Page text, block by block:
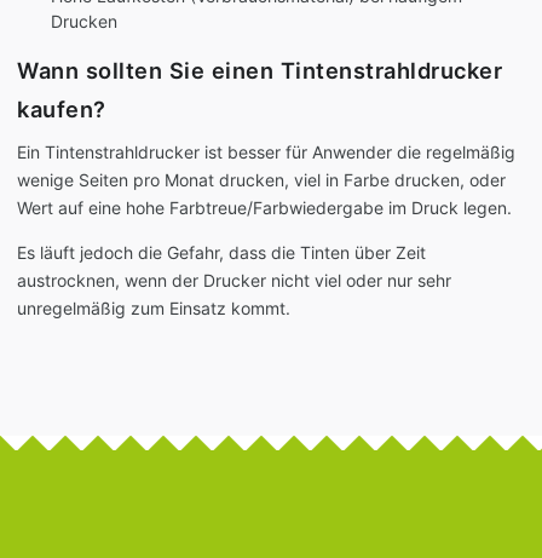
Drucken
Wann sollten Sie einen Tintenstrahldrucker
kaufen?
Ein Tintenstrahldrucker ist besser für Anwender die regelmäßig
wenige Seiten pro Monat drucken, viel in Farbe drucken, oder
Wert auf eine hohe Farbtreue/Farbwiedergabe im Druck legen.
Es läuft jedoch die Gefahr, dass die Tinten über Zeit
austrocknen, wenn der Drucker nicht viel oder nur sehr
unregelmäßig zum Einsatz kommt.